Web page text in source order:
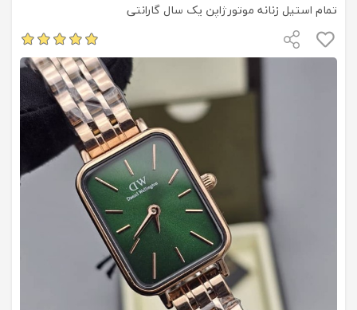
تمام استیل زنانه موتورژاپن یک سال گارانتی